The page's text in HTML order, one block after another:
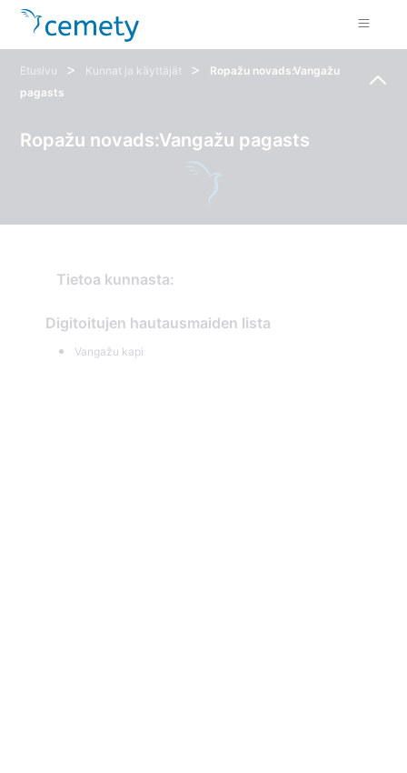
Etusivu > Kunnat ja käyttäjät >
Ropažu novads:Vangažu
pagasts
Ropažu novads:Vangažu pagasts
Digitoitujen hautausmaiden lista
Vangažu kapi
Tietoa kunnasta: